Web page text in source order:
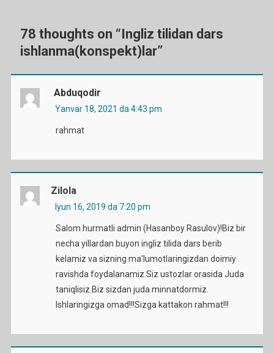
78 thoughts on “Ingliz tilidan dars
ishlanma(konspekt)lar”
Abduqodir
Yanvar 18, 2021 da 4:43 pm
rahmat
Zilola
Iyun 16, 2019 da 7:20 pm
Salom hurmatli admin (Hasanboy Rasulov)!Biz bir
necha yillardan buyon ingliz tilida dars berib
kelamiz va sizning ma’lumotlaringizdan doimiy
ravishda foydalanamiz.Siz ustozlar orasida Juda
taniqlisiz.Biz sizdan juda minnatdormiz.
Ishlaringizga omad!!!Sizga kattakon rahmat!!!